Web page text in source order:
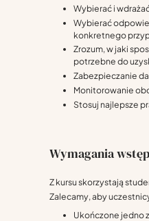
Wybierać i
Wybierać
konkretnego
Zrozum, w jaki
potrzebne do
Zabezpieczanie
Monitorowanie
Stosuj najlepsze
Wymagania
Z kursu skorzystają
Zalecamy, aby
Ukończone jedno